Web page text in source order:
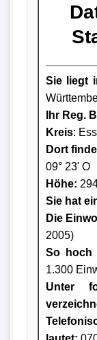
Sie liegt
Ihr Reg.
Kreis:
Dort
09° 23' O
Höhe:
Sie hat
Die
2005)
So hoch
1.300
Unter